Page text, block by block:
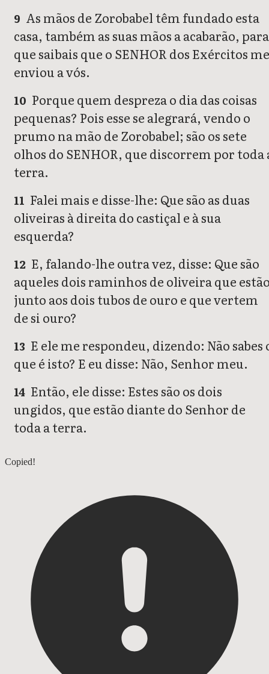
9 As mãos de Zorobabel têm fundado esta
casa, também as suas mãos a acabarão, para
que saibais que o SENHOR dos Exércitos me
enviou a vós.
10 Porque quem despreza o dia das coisas
pequenas? Pois esse se alegrará, vendo o
prumo na mão de Zorobabel; são os sete
olhos do SENHOR, que discorrem por toda
terra.
11 Falei mais e disse-lhe: Que são as duas
oliveiras à direita do castiçal e à sua
esquerda?
12 E, falando-lhe outra vez, disse: Que são
aqueles dois raminhos de oliveira que
junto aos dois tubos de ouro e que vertem
de si ouro?
13 E ele me respondeu, dizendo: Não sabes
que é isto? E eu disse: Não, Senhor meu.
14 Então, ele disse: Estes são os dois
ungidos, que estão diante do Senhor de
toda a terra.
Zacarias 3
Copied!